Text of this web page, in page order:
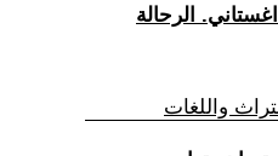
الرحالة
واللغات